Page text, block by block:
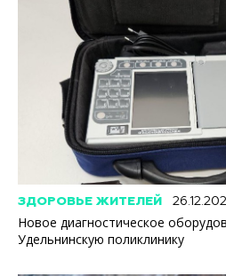
ЗДОРОВЬЕ ЖИТЕЛЕЙ
Новое диагностическое
Удельнинскую поликлинику